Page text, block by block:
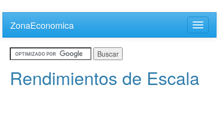
main
content
ZonaEconomica
Toggle
Rendimientos de Escala